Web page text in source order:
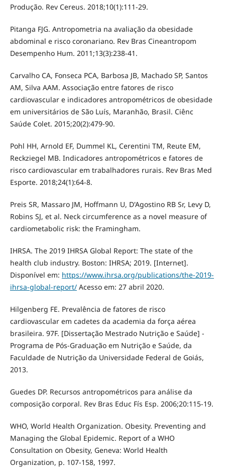
Produção. Rev Cereus. 2018;10(1):111-29.
Pitanga FJG. Antropometria na avaliação da obesidade
abdominal e risco coronariano. Rev Bras Cineantropom
Desempenho Hum. 2011;13(3):238-41.
Carvalho CA, Fonseca PCA, Barbosa JB, Machado SP, Santos
AM, Silva AAM. Associação entre fatores de risco
cardiovascular e indicadores antropométricos de obesidade
em universitários de São Luís, Maranhão, Brasil. Ciênc
Saúde Colet. 2015;20(2):479-90.
Pohl HH, Arnold EF, Dummel KL, Cerentini TM, Reute EM,
Reckziegel MB. Indicadores antropométricos e fatores de
risco cardiovascular em trabalhadores rurais. Rev Bras Med
Esporte. 2018;24(1):64-8.
Preis SR, Massaro JM, Hoffmann U, D'Agostino RB Sr, Levy D,
Robins SJ, et al. Neck circumference as a novel measure of
cardiometabolic risk: the Framingham.
IHRSA. The 2019 IHRSA Global Report: The state of the
health club industry. Boston: IHRSA; 2019. [Internet].
Disponível em: https://www.ihrsa.org/publications/the-2019-
ihrsa-global-report/Acesso em: 27 abril 2020.
Hilgenberg FE. Prevalência de fatores de risco
cardiovascular em cadetes da academia da força aérea
brasileira. 97F. [Dissertação Mestrado Nutrição e Saúde] -
Programa de Pós-Graduação em Nutrição e Saúde, da
Faculdade de Nutrição da Universidade Federal de Goiás,
2013.
Guedes DP. Recursos antropométricos para análise da
composição corporal. Rev Bras Educ Fís Esp. 2006;20:115-19.
WHO, World Health Organization. Obesity. Preventing and
Managing the Global Epidemic. Report of a WHO
Consultation on Obesity, Geneva: World Health
Organization, p. 107-158, 1997.